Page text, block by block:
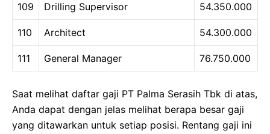
109 Drilling Supervisor 54.350.000
110 Architect 54.300.000
111 General Manager 76.750.000
Saat melihat daftar gaji PT Palma Serasih Tbk di atas,
Anda dapat dengan jelas melihat berapa besar gaji
yang ditawarkan untuk setiap posisi. Rentang gaji ini